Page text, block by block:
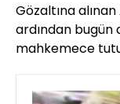
Gözaltına
ardından bugün
mahkemece